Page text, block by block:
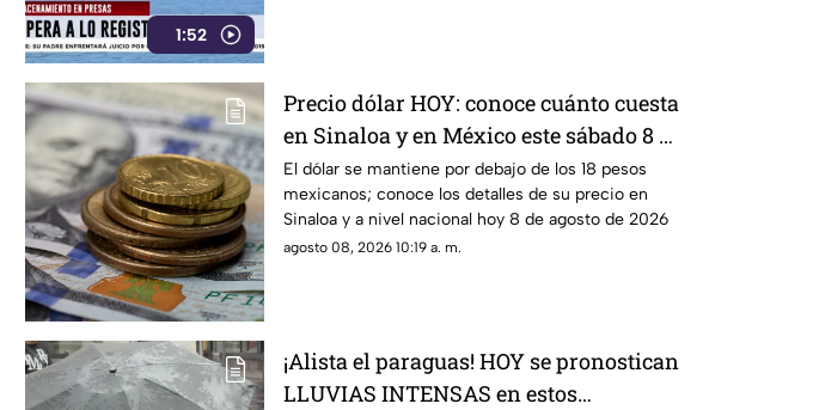
1:52
Precio dólar HOY: conoce cuánto cuesta
en Sinaloa y en México este sábado 8 de
agosto
El dólar se mantiene por debajo de los 18 pesos
mexicanos; conoce los detalles de su precio en
Sinaloa y a nivel nacional hoy 8 de agosto de 2026
agosto 08, 2026 10:19 a. m.
¡Alista el paraguas! HOY se pronostican
LLUVIAS INTENSAS en estos